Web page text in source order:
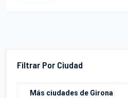
Filtrar Por Ciudad